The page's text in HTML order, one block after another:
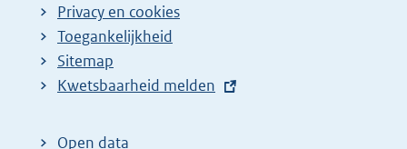
Privacy en cookies
Toegankelijkheid
Sitemap
E
t
Kwetsbaarheid melden
Open data